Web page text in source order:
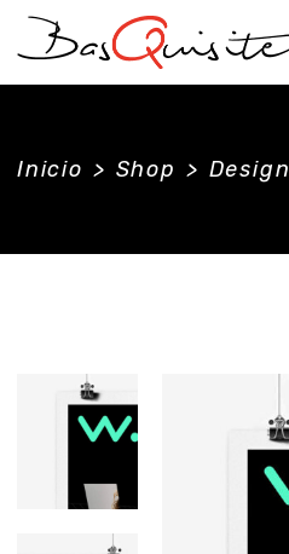
Inicio > Shop > Design